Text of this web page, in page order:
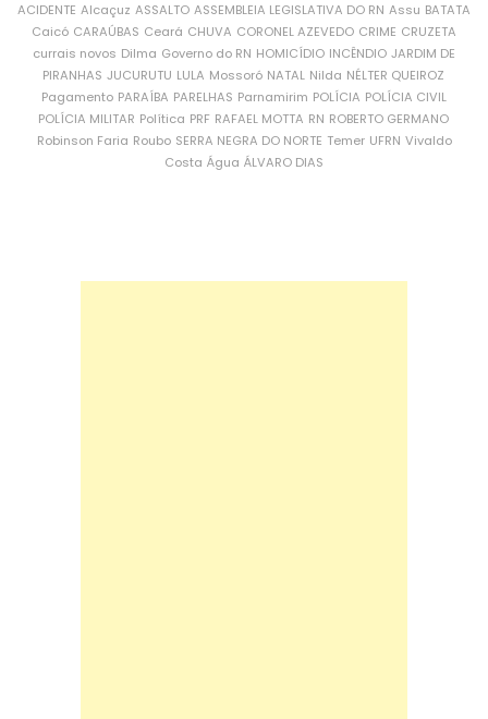
ACIDENTE Alcaçuz ASSALTO ASSEMBLEIA LEGISLATIVA DO RN Assu BATATA
Caicó CARAÚBAS Ceará CHUVA CORONEL AZEVEDO CRIME CRUZETA
currais novos Dilma Governo do RN HOMICÍDIO INCÊNDIO JARDIM DE
PIRANHAS JUCURUTU LULA Mossoró NATAL Nilda NÉLTER QUEIROZ
Pagamento PARAÍBA PARELHAS Parnamirim POLÍCIA POLÍCIA CIVIL
POLÍCIA MILITAR Política PRF RAFAEL MOTTA RN ROBERTO GERMANO
Robinson Faria Roubo SERRA NEGRA DO NORTE Temer UFRN Vivaldo
Costa Água ÁLVARO DIAS